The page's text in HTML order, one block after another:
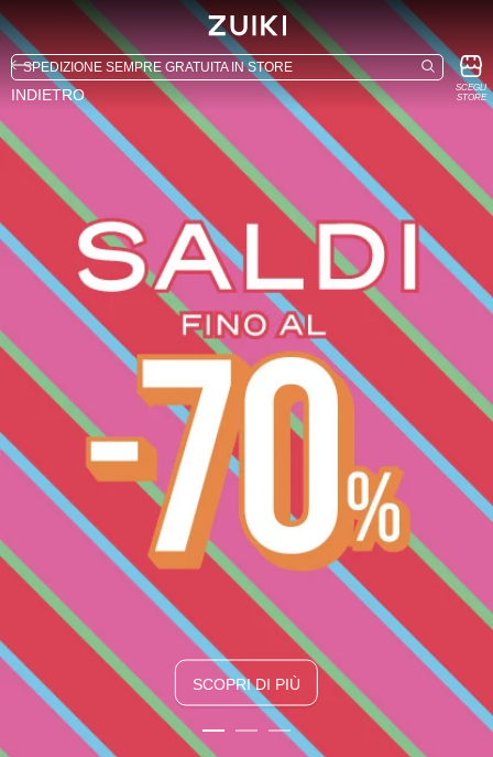
INDIETRO
SCEGLI
STORE
SCOPRI DI PIÙ
BEACHWEAR DA 4,95€
SCOPRI DI PIÙ
LOVEKSKIN X ZUIKI
SCOPRI DI PIÙ
SPEDIZIONE A CASA GRATUITA DA 60€
+
-24%
Pantaloni In Viscosa
€16,95
€12,95
+